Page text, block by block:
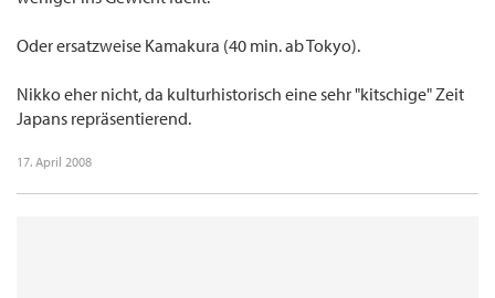
Oder ersatzweise Kamakura (40 min. ab Tokyo).
Nikko eher nicht, da kulturhistorisch eine sehr "kitschige" Zeit
Japans repräsentierend.
17. April 2008